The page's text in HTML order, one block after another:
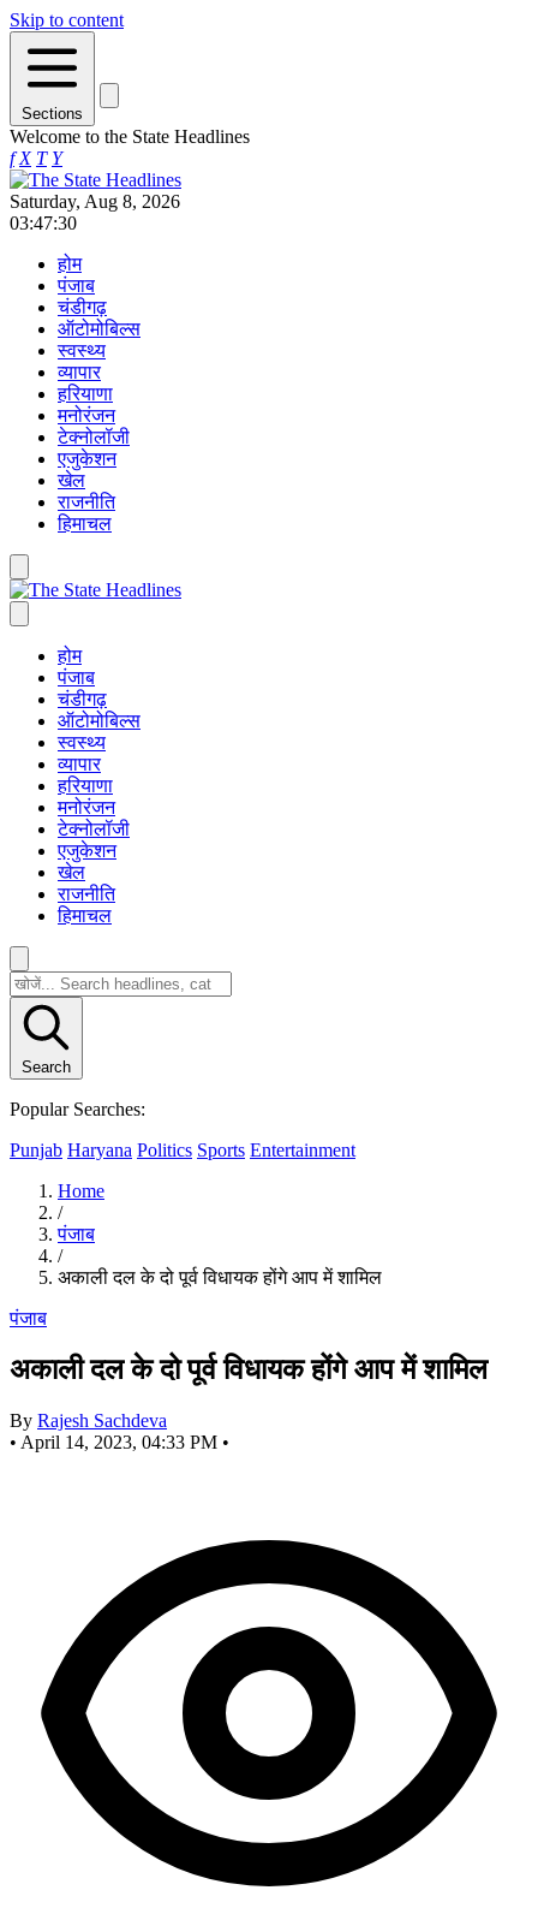
Skip to content
Sections
Welcome to the State Headlines
f X T Y
Saturday, Aug 8, 2026
03:47:30
होम
पंजाब
चंडीगढ़
ऑटोमोबिल्स
स्वस्थ्य
व्यापार
हरियाणा
मनोरंजन
टेक्नोलॉजी
एजुकेशन
खेल
राजनीति
हिमाचल
होम
पंजाब
चंडीगढ़
ऑटोमोबिल्स
स्वस्थ्य
व्यापार
हरियाणा
मनोरंजन
टेक्नोलॉजी
एजुकेशन
खेल
राजनीति
हिमाचल
Search
Popular Searches:
Punjab Haryana Politics Sports Entertainment
Home
/
पंजाब
/
अकाली दल के दो पूर्व विधायक होंगे आप में शामिल
पंजाब
अकाली दल के दो पूर्व विधायक होंगे आप में शामिल
By Rajesh Sachdeva
• April 14, 2023, 04:33 PM •